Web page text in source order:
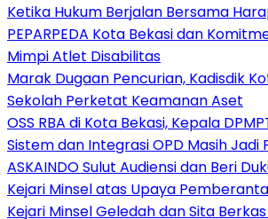
Ketika Hukum Berjalan Bersama
PEPARPEDA Kota Bekasi dan
Mimpi Atlet Disabilitas
‎Marak Dugaan Pencurian, Kadisdik
Sekolah Perketat Keamanan Aset
‎OSS RBA di Kota Bekasi, Kepala
Sistem dan Integrasi OPD Masih Jadi
ASKAINDO Sulut Audiensi dan Beri
Kejari Minsel atas Upaya
Kejari Minsel Geledah dan Sita Berkas